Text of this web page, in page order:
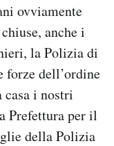
ovviamente
anche i
la Polizia di
dell’ordine
casa i nostri
Prefettura per il
della Polizia